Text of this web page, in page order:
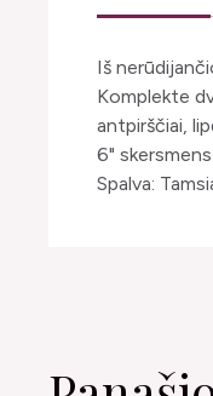
Iš
Komplekte
antpirščiai,
6"
Spalva: